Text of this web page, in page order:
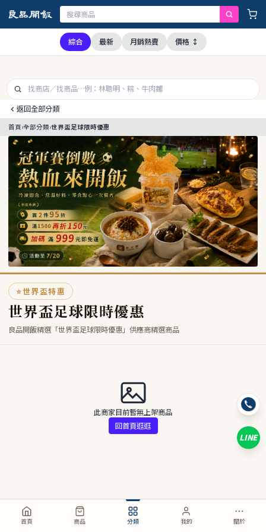
證，本公司全品項與上游供應商均未採用問題油品，請安心購買食用
首頁 商品 分類 我的 關於
綜合 最新 月銷熱賣 價格 ↕
返回全部分類
首頁›全部分類›世界盃足球限時優惠
⭐世界盃特惠
世界盃足球限時優惠
良品開飯精選「世界盃足球限時優惠」供應商精選商品
此商家目前暫無上架商品
回首頁逛逛
LINE